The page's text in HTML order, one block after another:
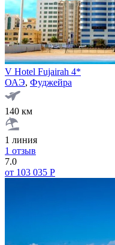
V Hotel Fujairah 4*
ОАЭ, Фуджейра
140 км
1 линия
1 отзыв
7.0
от 103 035 Р